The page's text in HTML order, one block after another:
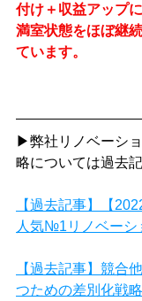
付け＋収益アップ
満室状態をほぼ継
ています。
▶弊社リノベーシ
略については過去
【過去記事】【
人気№1リノベーシ
【過去記事】競合
つための差別化戦